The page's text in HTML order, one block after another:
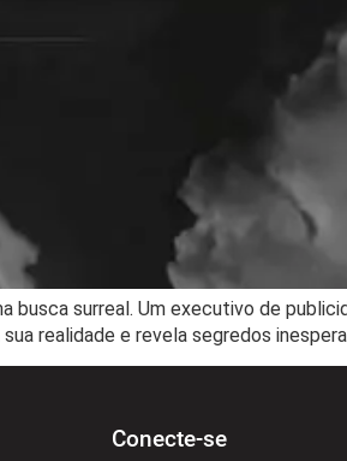
busca surreal. Um executivo de
realidade e revela segredos
Conecte-se